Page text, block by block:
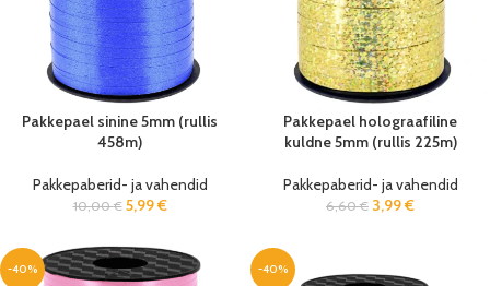
Pakkepael sinine 5mm (rullis
458m)
Pakkepaberid- ja vahendid
10,00€ 5,99€
Pakkepael holograafiline
kuldne 5mm (rullis 225m)
Pakkepaberid- ja vahendid
6,60€ 3,99€
-40% -40%